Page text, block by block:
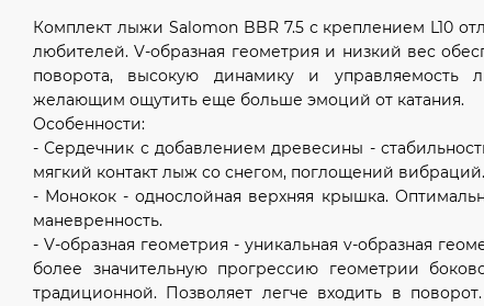
Комплект лыжи Salomon BBR 7.5 с креплением L10
любителей. V-образная геометрия и низкий вес
поворота, высокую динамику и управляемость
желающим ощутить еще больше эмоций от катания.
Особенности:
- Сердечник с добавлением древесины -
мягкий контакт лыж со снегом, поглощений вибраций.
- Монокок - однослойная верхняя крышка.
маневренность.
- V-образная геометрия - уникальная v-образная
более значительную прогрессию геометрии
традиционной. Позволяет легче входить в